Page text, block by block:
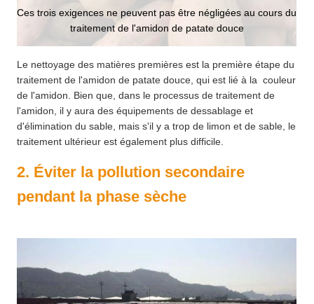
Ces trois exigences ne peuvent pas être négligées au cours du
traitement de l'amidon de patate douce
Le nettoyage des matières premières est la première étape du
traitement de l'amidon de patate douce, qui est lié à la couleur
de l'amidon. Bien que, dans le processus de traitement de
l'amidon, il y aura des équipements de dessablage et
d'élimination du sable, mais s'il y a trop de limon et de sable, le
traitement ultérieur est également plus difficile.
2. Éviter la pollution secondaire
pendant la phase sèche